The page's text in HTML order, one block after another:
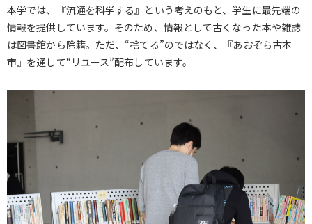
本学では、『流通を科学する』という考えのもと、学生に最先端の
情報を提供しています。そのため、情報として古くなった本や雑誌
は図書館から除籍。ただ、“捨てる”のではなく、『あおぞら古本
市』を通して“リユース”配布しています。